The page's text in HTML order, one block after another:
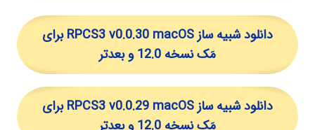
دانلود شبیه ساز RPCS3 v0.0.30 macOS برای
مَک نسخه 12.0 و بعدتر
دانلود شبیه ساز RPCS3 v0.0.29 macOS برای
مَک نسخه 12.0 و بعدتر